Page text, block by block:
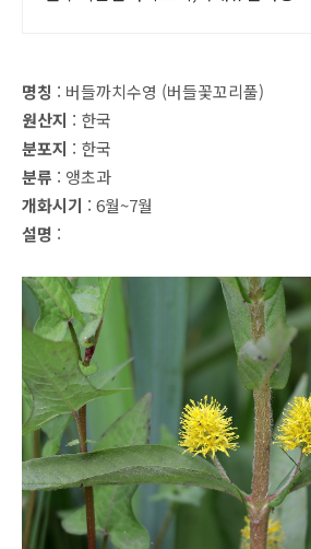
명칭 : 버들까치수영 (버들꽃꼬리풀)
원산지 : 한국
분포지 : 한국
분류 : 앵초과
개화시기 : 6월~7월
설명 :